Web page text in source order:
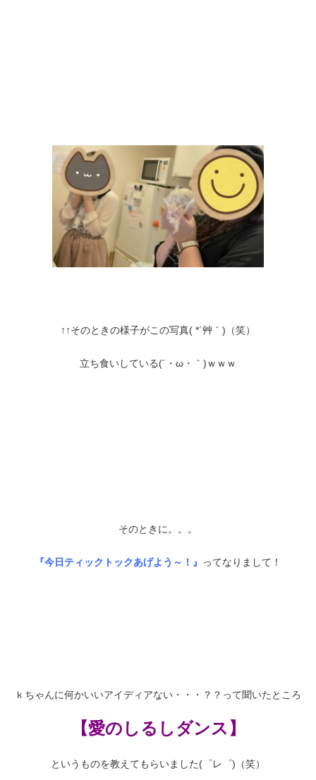
↑↑そのときの様子がこの写真( *´艸｀)（笑）
立ち食いしている(´・ω・｀)ｗｗｗ
そのときに。。。
『今日ティックトックあげよう～！』 ってなりまして！
ｋちゃんに何かいいアイディアない・・・？？って聞いたところ
【愛のしるしダンス】
というものを教えてもらいました(゜レ゜)（笑）